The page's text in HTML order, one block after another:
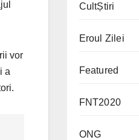
vor
a
CultȘtiri
Eroul Zilei
Featured
FNT2020
ONG